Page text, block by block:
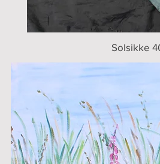
Solsikke